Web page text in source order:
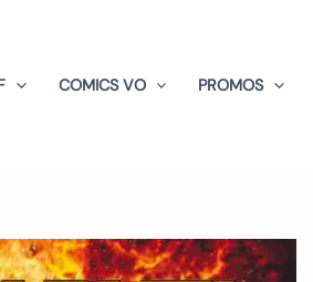
COMICS VO PROMOS